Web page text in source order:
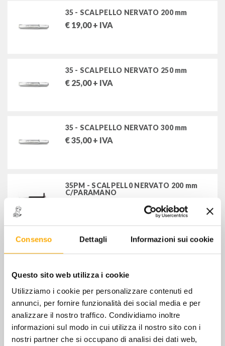
Consenso Dettagli Informazioni sui cookie
Questo sito web utilizza i cookie
Utilizziamo i cookie per personalizzare contenuti ed
annunci, per fornire funzionalità dei social media e per
analizzare il nostro traffico. Condividiamo inoltre
informazioni sul modo in cui utilizza il nostro sito con i
nostri partner che si occupano di analisi dei dati web,
BETA UTENSILI SPA
35 - SCALPELLO NERVATO 200 mm
€ 19,00+ IVA
35 - SCALPELLO NERVATO 250 mm
€ 25,00+ IVA
35 - SCALPELLO NERVATO 300 mm
€35,00+ IVA
35PM - SCALPELL0 NERVATO 200 mm
C/PARAMANO
35PM - SCALPELL0 NERVATO 250 mm
35PM - SCALPELL0 NERVATO 300 mm
C/PARAMANO
€43,00+ IVA